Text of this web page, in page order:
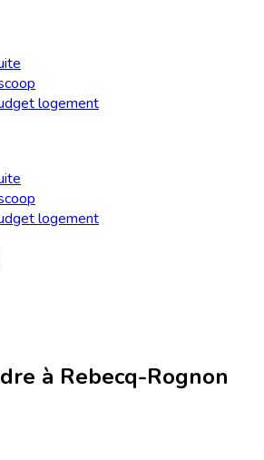
logement
logement
à Rebecq-Rognon